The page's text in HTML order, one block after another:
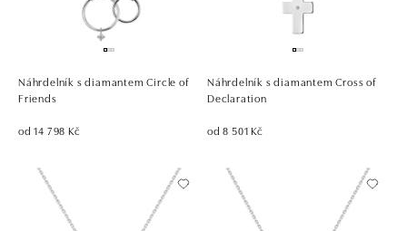
Náhrdelník s diamantem Circle of
Friends
od 14 798 Kč
Náhrdelník s diamantem Cross of
Declaration
od 8 501 Kč